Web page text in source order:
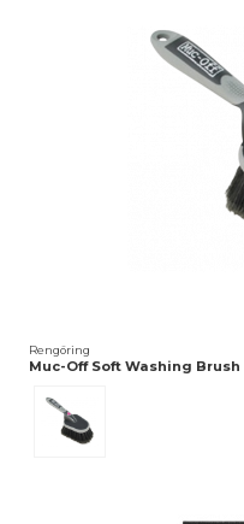
Rengöring
Muc-Off Soft Washing Brush